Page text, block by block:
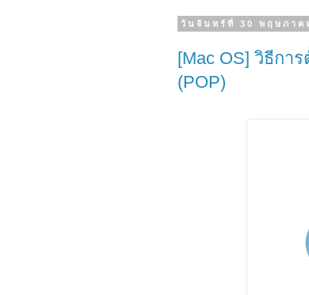
วันจันทร์ที่ 30 พฤษภาค
[Mac OS] วิธีกา
(POP)